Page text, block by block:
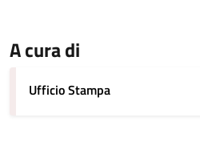
A cura di
Ufficio Stampa